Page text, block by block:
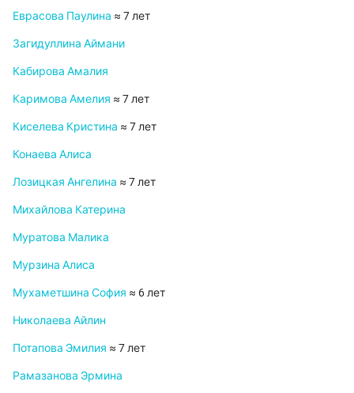
Еврасова Паулина ≈ 7 лет
Загидуллина Аймани
Кабирова Амалия
Каримова Амелия ≈ 7 лет
Киселева Кристина ≈ 7 лет
Конаева Алиса
Лозицкая Ангелина ≈ 7 лет
Михайлова Катерина
Муратова Малика
Мурзина Алиса
Мухаметшина София ≈ 6 лет
Николаева Айлин
Потапова Эмилия ≈ 7 лет
Рамазанова Эрмина